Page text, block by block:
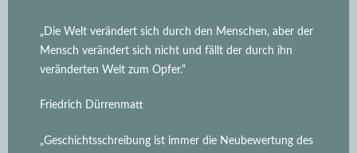
„Die Welt verändert sich durch den Menschen, aber der
Mensch verändert sich nicht und fällt der durch ihn
veränderten Welt zum Opfer.“
Friedrich Dürrenmatt
„Geschichtsschreibung ist immer die Neubewertung des